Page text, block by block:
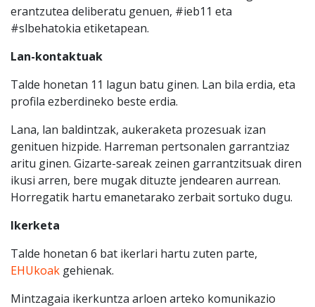
erantzutea deliberatu genuen, #ieb11 eta
#slbehatokia etiketapean.
Lan-kontaktuak
Talde honetan 11 lagun batu ginen. Lan bila erdia, eta
profila ezberdineko beste erdia.
Lana, lan baldintzak, aukeraketa prozesuak izan
genituen hizpide. Harreman pertsonalen garrantziaz
aritu ginen. Gizarte-sareak zeinen garrantzitsuak diren
ikusi arren, bere mugak dituzte jendearen aurrean.
Horregatik hartu emanetarako zerbait sortuko dugu.
Ikerketa
Talde honetan 6 bat ikerlari hartu zuten parte,
EHUkoak gehienak.
Mintzagaia ikerkuntza arloen arteko komunikazio